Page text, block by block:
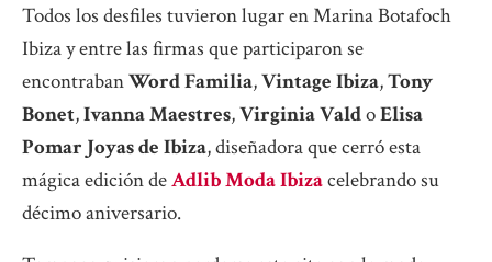
Todos los desfiles tuvieron lugar en Marina Botafoch
Ibiza y entre las firmas que participaron se
encontrabanWord Familia,Vintage Ibiza,Tony
Bonet,Ivanna Maestres,Virginia ValdoElisa
Pomar Joyas de Ibiza, diseñadora que cerró esta
mágica edición deAdlib Moda Ibizacelebrando su
décimo aniversario.